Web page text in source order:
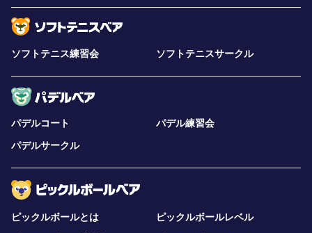
ソフトテニス練習会 ソフトテニスサークル
パデルコート
パデル練習会
パデルサークル
ピックルボールとは
ピックルボールレベル